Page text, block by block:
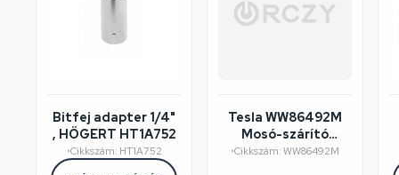
Bitfej adapter 1/4"
, HÖGERT HT1A752
•Cikkszám: HT1A752
Tesla WW86492M
Mosó-szárító
felújított/szépséghibás
•Cikkszám: WW86492M